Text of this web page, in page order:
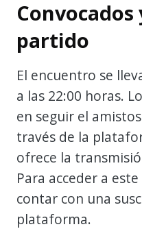
partido
El encuentro se
a las 22:00 horas.
en seguir el
través de la
ofrece la
Para acceder a
contar con una
plataforma.